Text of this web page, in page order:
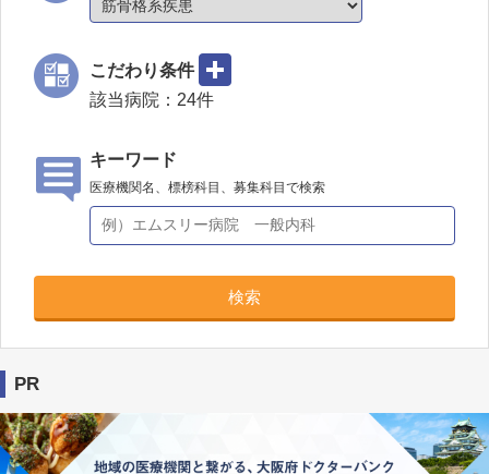
こだわり条件
該当病院： 24件
キーワード
医療機関名、標榜科目、募集科目で検索
検索
PR